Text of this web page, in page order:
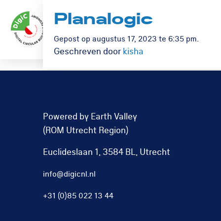
Logo
Rom
Utrecht
Over DigiC
Kennisdeling
Planalogic
Gepost op augustus 17, 2023 te 6:35 pm.
Geschreven door kisha
Powered by Earth Valley
(ROM Utrecht Region)
Euclideslaan 1, 3584 BL, Utrecht
info@digicnl.nl
+31 (0)85 022 13 44